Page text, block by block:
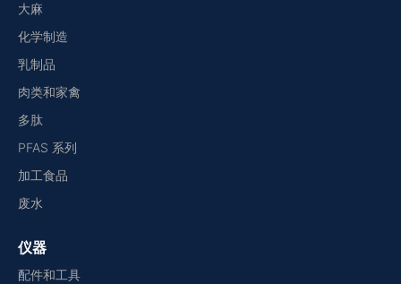
大麻
化学制造
乳制品
肉类和家禽
多肽
PFAS 系列
加工食品
废水
仪器
配件和工具